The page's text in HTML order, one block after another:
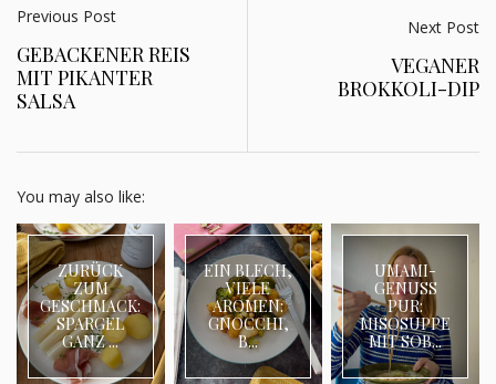
Previous Post
GEBACKENER REIS
MIT PIKANTER
SALSA
Next Post
VEGANER
BROKKOLI-DIP
You may also like:
ZURÜCK
ZUM
GESCHMACK:
SPARGEL
GANZ ...
EIN BLECH,
VIELE
AROMEN:
GNOCCHI,
B...
UMAMI-
GENUSS
PUR:
MISOSUPPE
MIT SOB...